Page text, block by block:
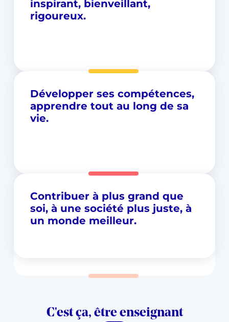
inspirant, bienveillant,
rigoureux.
Développer ses compétences,
apprendre tout au long de sa
vie.
Contribuer à plus grand que
soi, à une société plus juste, à
un monde meilleur.
C'est ça, être enseignant